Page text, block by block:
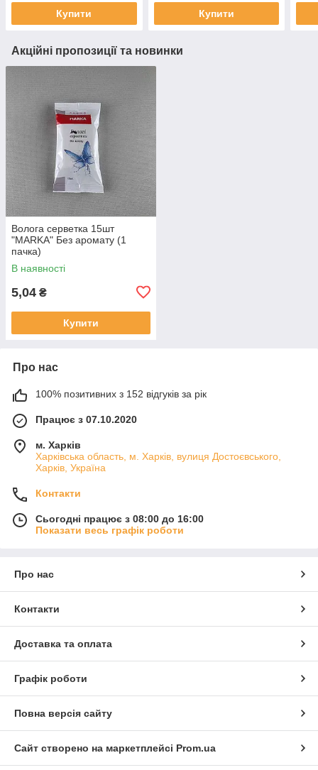
Купити Купити
Акційні пропозиції та новинки
Волога серветка 15шт
"MARKA" Без аромату (1
пачка)
В наявності
5,04 ₴
Купити
Про нас
100% позитивних з 152 відгуків за рік
Працює з 07.10.2020
м. Харків
Харківська область, м. Харків, вулиця Достоєвського,
Харків, Україна
Контакти
Сьогодні працює з 08:00 до 16:00
Показати весь графік роботи
Про нас
Контакти
Доставка та оплата
Графік роботи
Повна версія сайту
Сайт створено на маркетплейсі Prom.ua